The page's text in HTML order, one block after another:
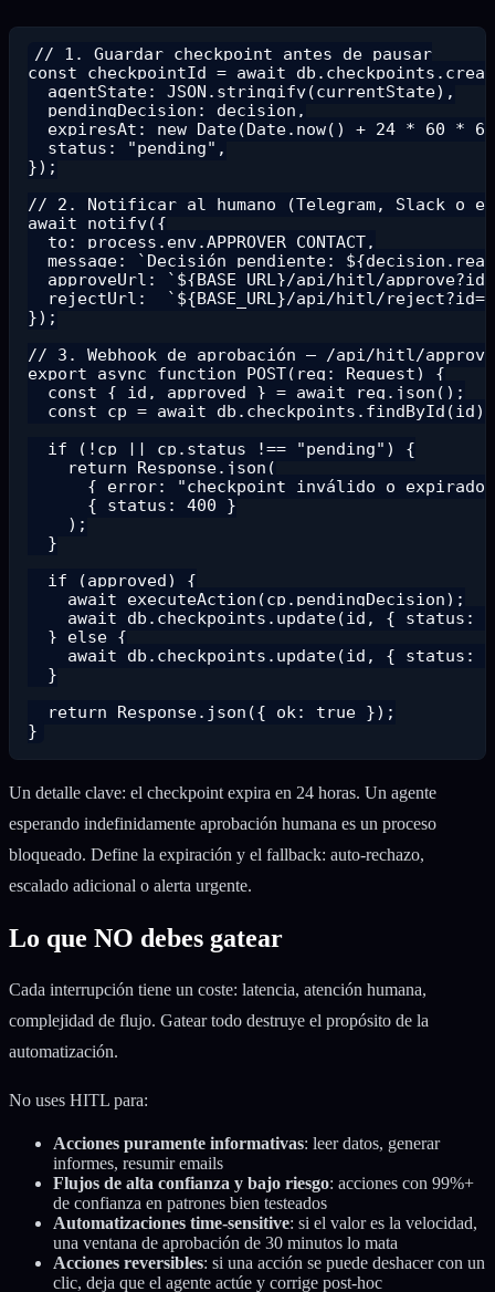
// 1. Guardar checkpoint antes de pausar
const checkpointId = await
  agentState: JSON.stringify(currentState),
  pendingDecision: decision,
expiresAt: new Date(Date.now() + 24 * 60 *
  status: "pending",
});
// 2. Notificar al humano (Telegram, Slack o
await notify({
  to: process.env.APPROVER_CONTACT,
message: `Decisión pendiente:
approveUrl: `${BASE_URL}/api/hitl/
rejectUrl:  `${BASE_URL}/api/hitl/
});
// 3. Webhook de aprobación — /api/hitl/
export async function POST(req: Request) {
  const { id, approved } = await req.json();
  const cp = await db.checkpoints.findById(id);
  if (!cp || cp.status !== "pending") {
    return Response.json(
{ error: "checkpoint inválido o
      { status: 400 }
    );
  }
  if (approved) {
    await executeAction(cp.pendingDecision);
await db.checkpoints.update(id, { status:
  } else {
await db.checkpoints.update(id, { status:
  }
  return Response.json({ ok: true });
Un detalle clave: el checkpoint expira en 24 horas. Un agente
esperando indefinidamente aprobación humana es un proceso
bloqueado. Define la expiración y el fallback: auto-rechazo,
escalado adicional o alerta urgente.
Lo que NO debes gatear
Cada interrupción tiene un coste: latencia, atención humana,
complejidad de flujo. Gatear todo destruye el propósito de la
automatización.
No uses HITL para:
Acciones puramente informativas: leer datos, generar
informes, resumir emails
Flujos de alta confianza y bajo riesgo: acciones con 99%+
de confianza en patrones bien testeados
Automatizaciones time-sensitive: si el valor es la velocidad,
una ventana de aprobación de 30 minutos lo mata
Acciones reversibles: si una acción se puede deshacer con un
clic, deja que el agente actúe y corrige post-hoc